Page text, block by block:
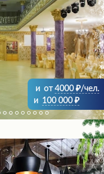
и от 4000
/чел.
и 100 000